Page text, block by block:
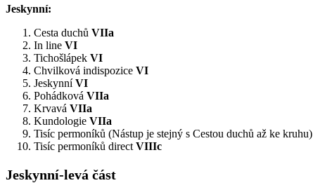
Jeskynní:
Cesta duchů VIIa
In line VI
Tichošlápek VI
Chvilková indispozice VI
JeskynníVI
Pohádková VIIa
Krvavá VIIa
Kundologie VIIa
Tisíc permoníků (Nástup je stejný s Cestou duchů až ke kruhu)
Tisíc permoníků direct VIIIc
Jeskynní-levá část